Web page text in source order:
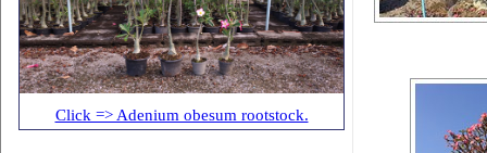
Click => Adenium obesum rootstock.